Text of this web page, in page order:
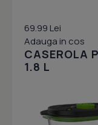
69.99 Lei
Adauga in cos
CASEROLA
1.8 L